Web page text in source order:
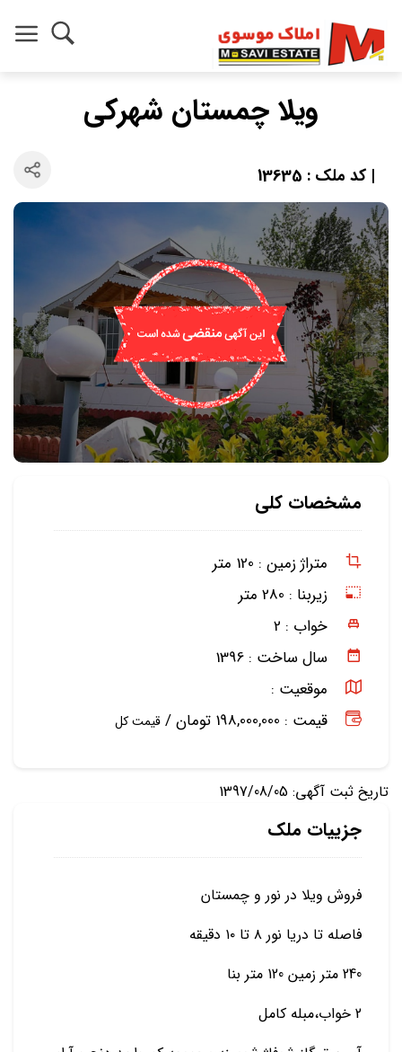
ویلا چمستان شهرکی
| کد ملک : 13635
مشخصات کلی
متراژ زمین : 120 متر
زیربنا : 280 متر
خواب : 2
سال ساخت : 1396
موقعیت :
قیمت : 198,000,000 تومان /
قیمت کل
تاریخ ثبت آگهی: 1397/08/05
جزییات ملک
فروش ویلا در نور و چمستان
فاصله تا دریا نور ۸ تا ۱۰ دقیقه
240 متر زمین 120 متر بنا
2 خواب،مبله کامل